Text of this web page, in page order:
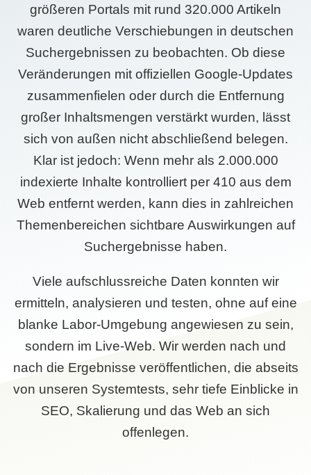
größeren Portals mit rund 320.000 Artikeln
waren deutliche Verschiebungen in deutschen
Suchergebnissen zu beobachten. Ob diese
Veränderungen mit offiziellen Google-Updates
zusammenfielen oder durch die Entfernung
großer Inhaltsmengen verstärkt wurden, lässt
sich von außen nicht abschließend belegen.
Klar ist jedoch: Wenn mehr als 2.000.000
indexierte Inhalte kontrolliert per 410 aus dem
Web entfernt werden, kann dies in zahlreichen
Themenbereichen sichtbare Auswirkungen auf
Suchergebnisse haben.
Viele aufschlussreiche Daten konnten wir
ermitteln, analysieren und testen, ohne auf eine
blanke Labor-Umgebung angewiesen zu sein,
sondern im Live-Web. Wir werden nach und
nach die Ergebnisse veröffentlichen, die abseits
von unseren Systemtests, sehr tiefe Einblicke in
SEO, Skalierung und das Web an sich
offenlegen.